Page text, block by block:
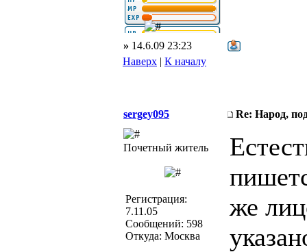
» 14.6.09 23:23
Наверх | К началу
sergey095 Re: Народ,
Почетный житель
Регистрация:
7.11.05
Сообщений: 598
Откуда: Москва
же